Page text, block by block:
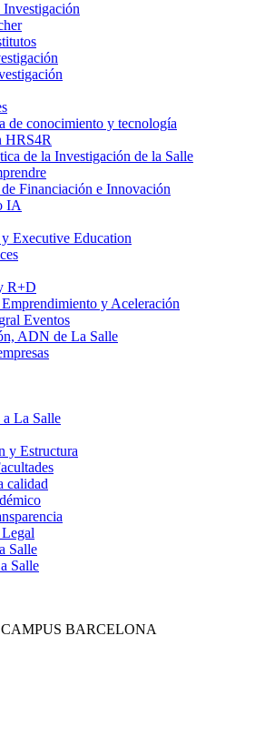
de conocimiento y tecnología
HRS4R
de la Investigación de la Salle
Financiación e Innovación
IA
Executive Education
R+D
y Aceleración
Eventos
ADN de La Salle
La Salle
y Estructura
calidad
Salle
Salle
BARCELONA